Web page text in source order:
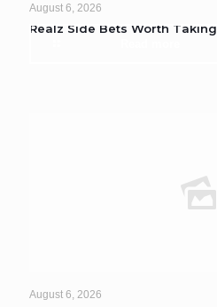
August 6, 2026
Realz Side Bets Worth Taking
August 6, 2026